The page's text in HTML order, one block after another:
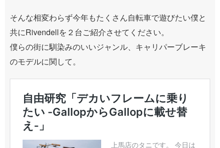
そんな相変わらず今年もたくさん自転車で遊びたい僕と
共にRivendellを２台ご紹介させてください。
僕らの街に馴染みのいいジャンル、キャリパーブレーキ
のモデルに関して。